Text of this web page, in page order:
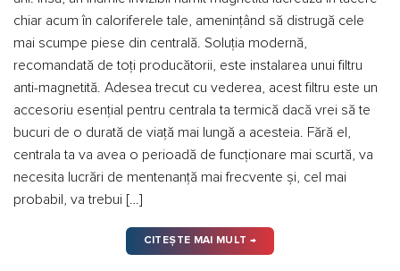
chiar acum în caloriferele tale, amenințând să distrugă cele
mai scumpe piese din centrală. Soluția modernă,
recomandată de toți producătorii, este instalarea unui filtru
anti-magnetită. Adesea trecut cu vederea, acest filtru este un
accesoriu esențial pentru centrala ta termică dacă vrei să te
bucuri de o durată de viață mai lungă a acesteia. Fără el,
centrala ta va avea o perioadă de funcționare mai scurtă, va
necesita lucrări de mentenanță mai frecvente și, cel mai
probabil, va trebui […]
CITEȘTE MAI MULT →